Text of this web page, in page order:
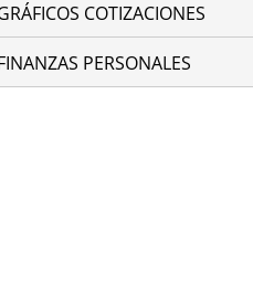
COTIZACIONES
PERSONALES